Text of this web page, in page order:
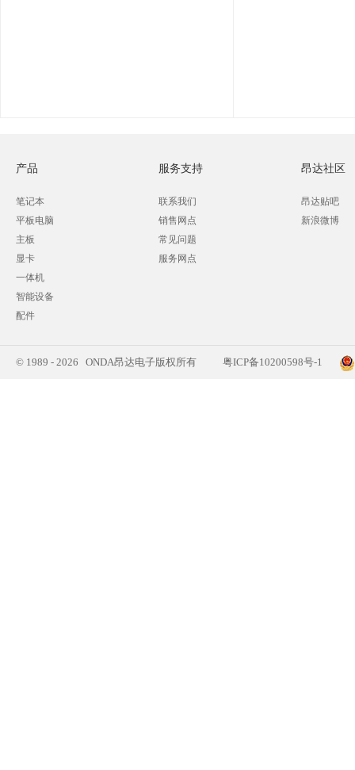
产品
笔记本
平板电脑
主板
显卡
一体机
智能设备
配件
服务支持
联系我们
销售网点
常见问题
服务网点
昂达社区
昂达贴吧
新浪微博
© 1989 - 2026 ONDA昂达电子版权所有 粤ICP备10200598号-1